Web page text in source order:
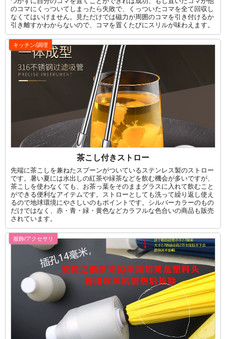
のコマにくっついてしまったら失敗で、くっついたコマを全て回収し
なくてはいけません。見ただけでは磁力が周囲のコマを引き付けるか
引き離すかわからないので、コマを置くたびにスリルが味わえます。
キッチン/調理
茶こし付きストロー
先端に茶こしを兼ねたスプーンがついているステンレス製のストロー
です。暑い夏には水出しの紅茶や緑茶などを飲む機会が多いですが、
茶こしを使わなくても、お茶っ葉をそのままグラスに入れて飲むこと
ができる便利なアイテムです。ストローとしても洗って繰り返し使え
るので地球環境にやさしいのもポイントです。シルバーカラーのもの
だけではなく、赤・青・緑・黄色などカラフルな色合いの商品も販売
されています。
服飾/アクセサリ